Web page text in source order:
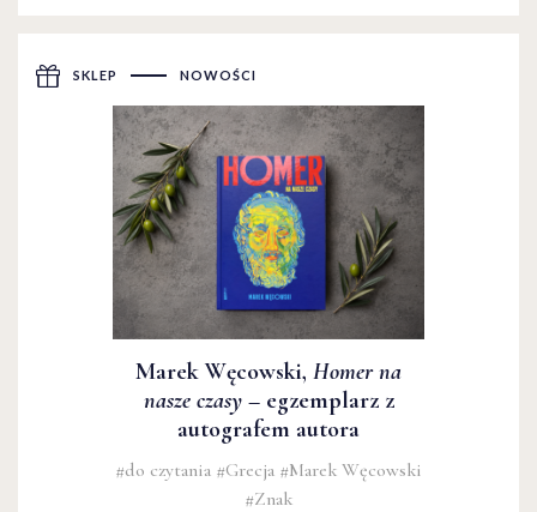
SKLEP NOWOŚCI
Marek Węcowski, Homer na
nasze czasy– egzemplarz z
autografem autora
#do czytania #Grecja #Marek Węcowski
#Znak